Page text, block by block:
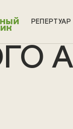
РЕПЕРТУАР